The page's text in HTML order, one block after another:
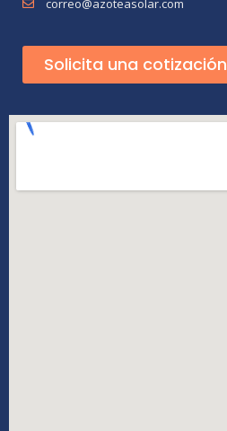
correo@azoteasolar.com
Solicita una cotización